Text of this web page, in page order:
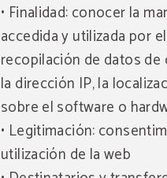
• Finalidad: conocer la
accedida y utilizada por
recopilación de datos
la dirección IP, la
sobre el software o
• Legitimación:
utilización de la web